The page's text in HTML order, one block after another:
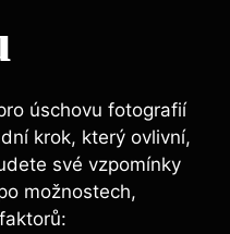
úschovu ‌fotografií
krok, který ovlivní,
své vzpomínky
možnostech,